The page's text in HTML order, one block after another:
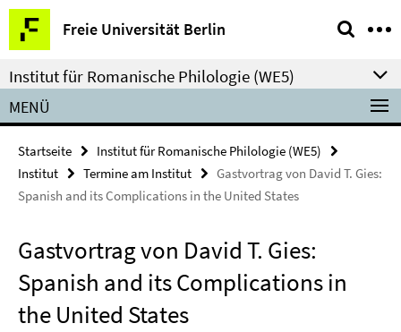
Springe
direkt
zu
Inhalt
Freie Universität Berlin
Service-
Navigation
Institut für Romanische Philologie (WE5)
MENÜ
Startseite
Institut für Romanische Philologie (WE5)
Institut
Termine am Institut
Gastvortrag von David T. Gies:
Spanish and its Complications in the United States
Gastvortrag von David T. Gies:
Spanish and its Complications in
the United States